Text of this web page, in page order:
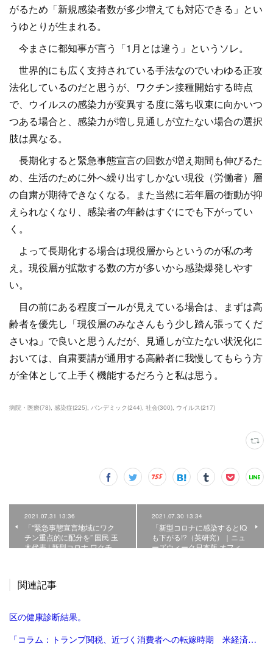
がるため「新規感染者数が多少増えても対応できる」とい
うゆとりが生まれる。
今まさに都知事が言う「1月とは違う」というソレ。
世界的にも広く支持されている手法なのでいわゆる正攻
法化しているのだと思うが、ワクチン接種開始する時点
で、ウイルスの感染力が変異する度に落ち収束に向かいつ
つある場合と、感染力が増し見通しが立たない場合の選択
肢は異なる。
長期化すると緊急事態宣言の回数が増え期間も伸びるた
め、生活のために外へ繰り出すしかない現役（労働者）層
の自粛が期待できなくなる。また当然に若年層の衝動が抑
えられなくなり、感染者の年齢はすぐにでも下がってい
く。
よって長期化する場合は現役層からというのが私の考
え。現役層が拡散する数の方が多いから感染爆発しやす
い。
目の前にある程度ゴールが見えている場合は、まずは高
齢者を優先し「現役層のみなさんもう少し踏ん張ってくだ
さいね」で良いと思うんだが、見通しが立たない状況化に
おいては、自粛要請が通用する高齢者に我慢してもらう方
が全体として上手く機能するだろうと私は思う。
病院・医療(78) 感染症(225) パンデミック(244) 社会(300) ウイルス(217)
2021.07.31 13:36
「“緊急事態宣言地域にワク
チン重点的に配分を” 国民 玉
木代表 | 新型コロナ ワクチ…
2021.07.30 13:34
「新型コロナに感染するとIQ
も下がる!?（英研究）｜ニュ
ーズウィーク日本版 オフィ…
関連記事
区の健康診断結果。
「コラム：トランプ関税、近づく消費者への転嫁時期 米経済にどう影響 | ロイター」